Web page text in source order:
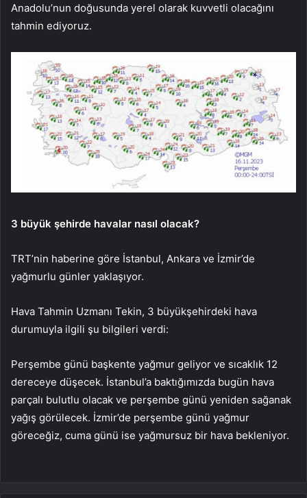
Anadolu’nun doğusunda yerel olarak kuvvetli olacağını
tahmin ediyoruz.
3 büyük şehirde havalar nasıl olacak?
TRT’nin haberine göre İstanbul, Ankara ve İzmir’de
yağmurlu günler yaklaşıyor.
Hava Tahmin Uzmanı Tekin, 3 büyükşehirdeki hava
durumuyla ilgili şu bilgileri verdi:
Perşembe günü başkente yağmur geliyor ve sıcaklık 12
dereceye düşecek. İstanbul’a baktığımızda bugün hava
parçalı bulutlu olacak ve perşembe günü yeniden sağanak
yağış görülecek. İzmir’de perşembe günü yağmur
göreceğiz, cuma günü ise yağmursuz bir hava bekleniyor.